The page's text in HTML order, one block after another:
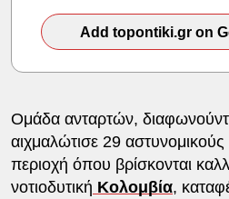
Add topontiki.gr on
Ομάδα ανταρτών,
αιχμαλώτισε 29 αστυνομικούς
περιοχή όπου βρίσκονται
νοτιοδυτική Κολομβία,